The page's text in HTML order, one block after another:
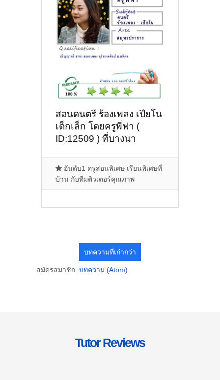
สอนดนตรี ร้องเพลง เปียโน
เด็กเล็ก โดยครูพี่ฟา (
ID:12509 ) ที่บางนา
สำโรง ปู่เจ้าสมิงพราย
อันดับ1 ครูสอนพิเศษ เรียนพิเศษที่
บ้าน กับทีมติวเตอร์คุณภาพ
บทความที่เก่ากว่า
สมัครสมาชิก: บทความ (Atom)
Tutor Reviews